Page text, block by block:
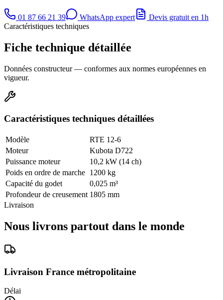
01 87 66 21 39 WhatsApp expert
Devis gratuit en 1h
Caractéristiques techniques
Fiche technique détaillée
Données constructeur — conformes aux normes européennes en
vigueur.
Caractéristiques techniques détaillées
Modèle
RTE 12-6
Moteur
Kubota D722
Puissance moteur
10,2 kW (14 ch)
Poids en ordre de marche 1200 kg
Capacité du godet
0,025 m³
Profondeur de creusement 1805 mm
Livraison
Nous livrons partout dans le monde
Livraison France métropolitaine
Délai